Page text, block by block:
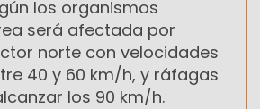
los organismos
será afectada por
norte con velocidades
40 y 60 km/h, y ráfagas
los 90 km/h.